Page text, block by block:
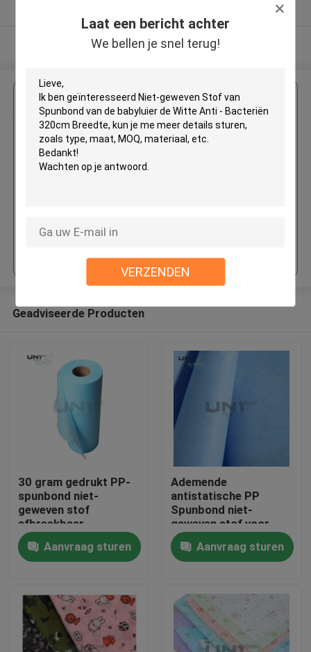
Laat een bericht achter
We bellen je snel terug!
VERZENDEN
Thuis
Producten
Over ons
Bekijk meer
Krijg de beste prijs voor
Niet-geweven Stof van
Witte Anti - Bacteriën 320cm
Geadviseerde Producten
30 gram gedrukt PP-
spunbond niet-
geweven stof
afbreekbaar
waterdicht
Aanvraag sturen
Ademende
antistatische PP
Spunbond niet-
geweven stof voor
medische hygiëne
Aanvraag sturen